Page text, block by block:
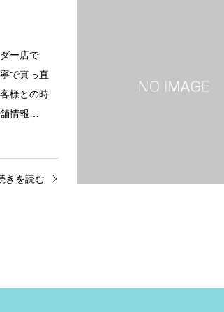
ー店で
で真っ直
様との時
情報…
きを読む